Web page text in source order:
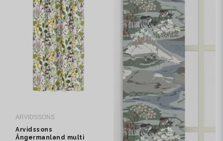
ARVIDSSONS
Arvidssons
Ångermanland multi